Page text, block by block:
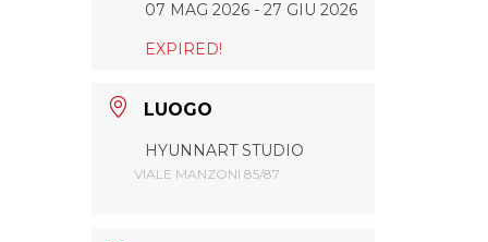
07 MAG 2026 - 27 GIU 2026
EXPIRED!
LUOGO
HYUNNART STUDIO
VIALE MANZONI 85/87